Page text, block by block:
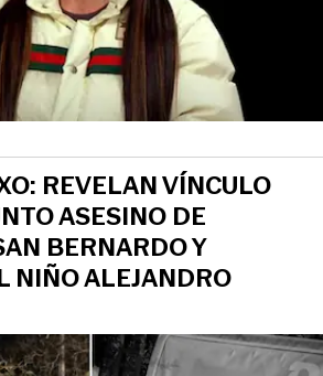
REVELAN VÍNCULO
ASESINO DE
BERNARDO Y
NIÑO ALEJANDRO